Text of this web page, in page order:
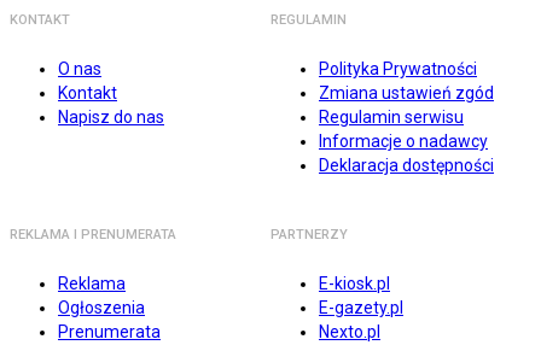
KONTAKT
O nas
Kontakt
Napisz do nas
REGULAMIN
Polityka Prywatności
Zmiana ustawień zgód
Regulamin serwisu
Informacje o nadawcy
Deklaracja dostępności
REKLAMA I PRENUMERATA
Reklama
Ogłoszenia
Prenumerata
PARTNERZY
E-kiosk.pl
E-gazety.pl
Nexto.pl